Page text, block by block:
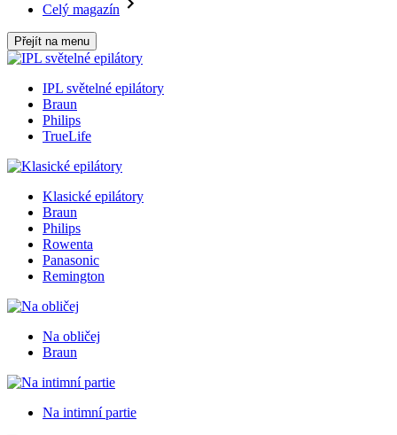
Celý magazín
Přejít na menu
IPL světelné epilátory
Braun
Philips
TrueLife
Klasické epilátory
Braun
Philips
Rowenta
Panasonic
Remington
Na obličej
Braun
Na intimní partie